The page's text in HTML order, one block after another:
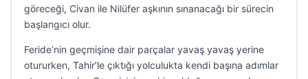
göreceği, Civan ile Nilüfer aşkının sınanacağı bir sürecin
başlangıcı olur.
Feride’nin geçmişine dair parçalar yavaş yavaş yerine
otururken, Tahir’le çıktığı yolculukta kendi başına adımlar